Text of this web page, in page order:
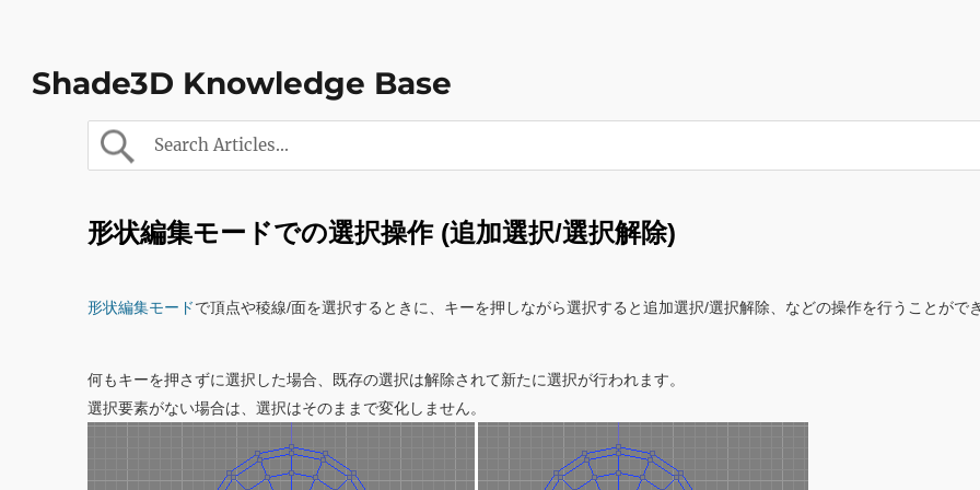
Shade3D Knowledge Base
形状編集モードでの選択操作 (追加選択/選択解除)
形状編集モードで頂点や稜線/面を選択するときに、キーを押しながら選択すると追加選択/選択解除、などの操作を行うことがで
何もキーを押さずに選択した場合、既存の選択は解除されて新たに選択が行われます。
選択要素がない場合は、選択はそのままで変化しません。